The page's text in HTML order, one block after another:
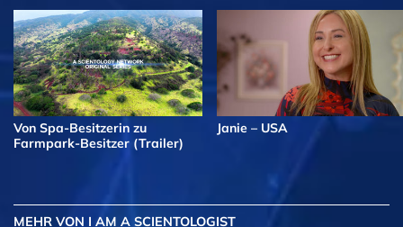
Von Spa-Besitzerin zu
Farmpark-Besitzer (Trailer)
Janie – USA
MEHR VON I AM A SCIENTOLOGIST